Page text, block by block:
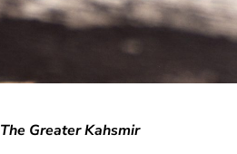
The Greater Kahsmir